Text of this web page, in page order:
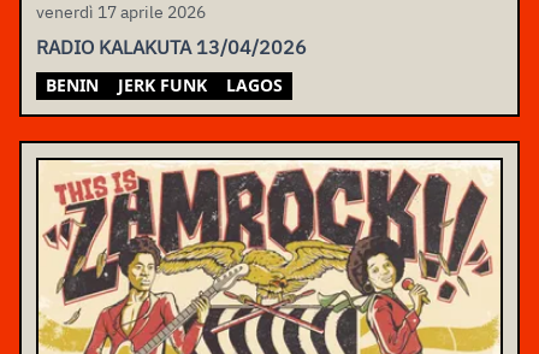
venerdì 17 aprile 2026
RADIO KALAKUTA 13/04/2026
BENIN JERK FUNK LAGOS